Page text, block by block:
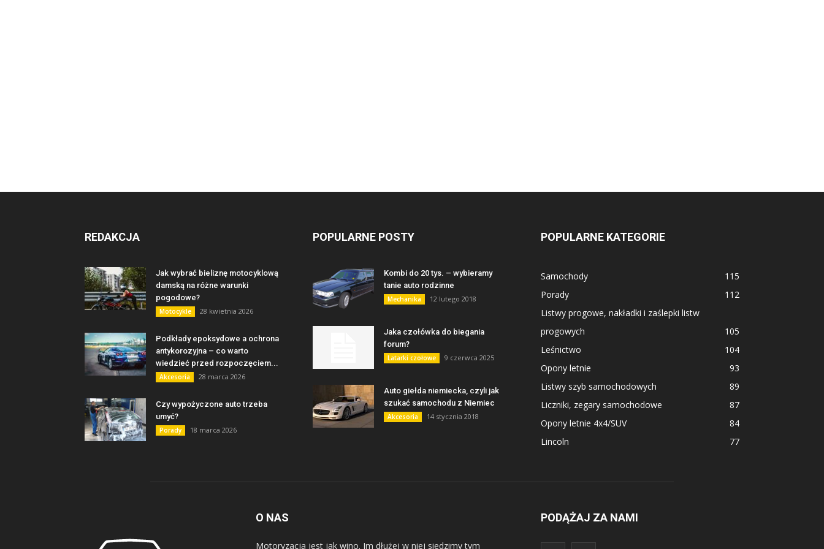
REDAKCJA
Jak wybrać bieliznę motocyklową
damską na różne warunki
pogodowe?
Motocykle 28 kwietnia 2026
Podkłady epoksydowe a ochrona
antykorozyjna – co warto
wiedzieć przed rozpoczęciem...
Akcesoria 28 marca 2026
Czy wypożyczone auto trzeba
umyć?
Porady 18 marca 2026
POPULARNE POSTY
Kombi do 20 tys. – wybieramy
tanie auto rodzinne
Mechanika 12 lutego 2018
Jaka czołówka do biegania
forum?
Latarki czołowe 9 czerwca 2025
Auto giełda niemiecka, czyli jak
szukać samochodu z Niemiec
Akcesoria 14 stycznia 2018
POPULARNE KATEGORIE
Samochody
115
Porady
112
Listwy progowe, nakładki i zaślepki listw
progowych
105
Leśnictwo
104
Opony letnie
93
Listwy szyb samochodowych
89
Liczniki, zegary samochodowe
87
Opony letnie 4x4/SUV
84
Lincoln
77
O NAS
Motoryzacja jest jak wino. Im dłużej w niej siedzimy tym
PODĄŻAJ ZA NAMI